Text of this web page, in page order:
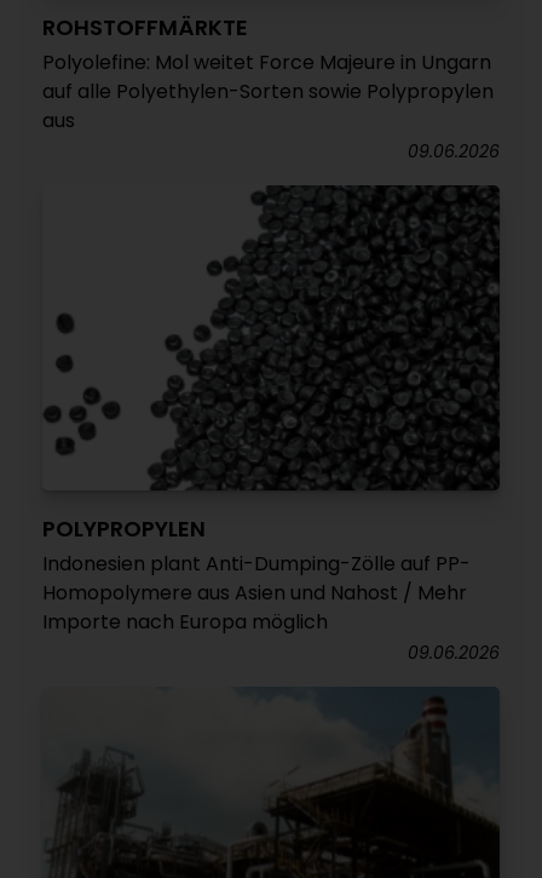
ROHSTOFFMÄRKTE
Polyolefine: Mol weitet Force Majeure in Ungarn
auf alle Polyethylen-Sorten sowie Polypropylen
aus
09.06.2026
POLYPROPYLEN
Indonesien plant Anti-Dumping-Zölle auf PP-
Homopolymere aus Asien und Nahost / Mehr
Importe nach Europa möglich
09.06.2026